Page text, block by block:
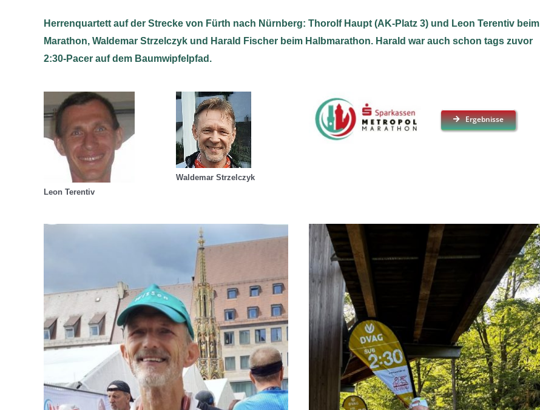
Herrenquartett auf der Strecke von Fürth nach Nürnberg: Thorolf Haupt (AK-Platz 3) und Leon Terentiv beim
Marathon, Waldemar Strzelczyk und Harald Fischer beim Halbmarathon. Harald war auch schon tags zuvor
2:30-Pacer auf dem Baumwipfelpfad.
Leon Terentiv
Waldemar Strzelczyk
Ergebnisse